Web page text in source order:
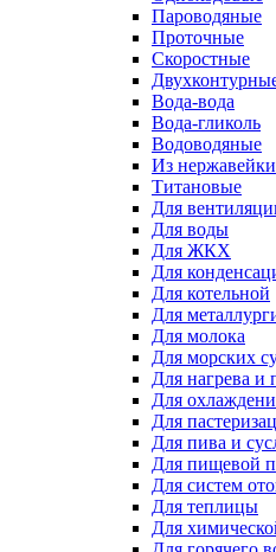
Пароводяные
Проточные
Скоростные
Вода-вода
Вода-гликоль
Водоводяные
Из нержавейки
Титановые
Для
Для воды
Для ЖКХ
Для
Для котельной
Для
Для молока
Для морских
Для нагрева и
Для
Для
Для пива и
Для пищевой
Для систем
Для теплицы
Для